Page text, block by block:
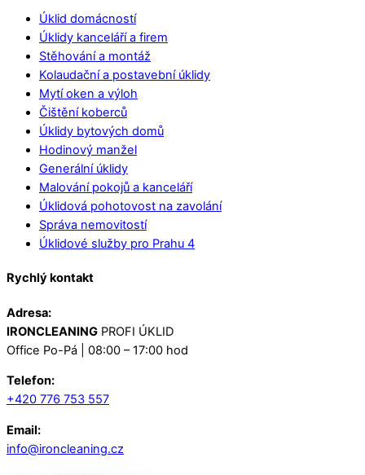
Úklid domácností
Úklidy kanceláří a firem
Stěhování a montáž
Kolaudační a postavební úklidy
Mytí oken a výloh
Čištění koberců
Úklidy bytových domů
Hodinový manžel
Generální úklidy
Malování pokojů a kanceláří
Úklidová pohotovost na zavolání
Správa nemovitostí
Úklidové služby pro Prahu 4
Rychlý kontakt
Adresa:
IRONCLEANING PROFI ÚKLID
Office Po-Pá | 08:00 – 17:00 hod
Telefon:
+420 776 753 557
Email:
info@ironcleaning.cz